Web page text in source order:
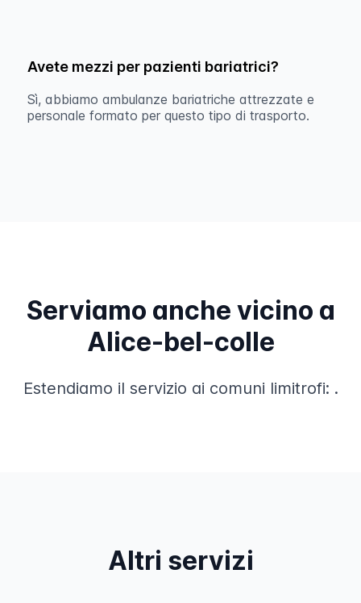
Avete mezzi per pazienti bariatrici?
Sì, abbiamo ambulanze bariatriche attrezzate e
personale formato per questo tipo di trasporto.
Serviamo anche vicino a
Alice-bel-colle
Estendiamo il servizio ai comuni limitrofi: .
Altri servizi